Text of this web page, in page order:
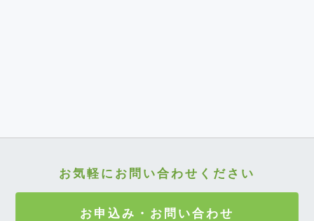
お気軽にお問い合わせください
お申込み・お問い合わせ